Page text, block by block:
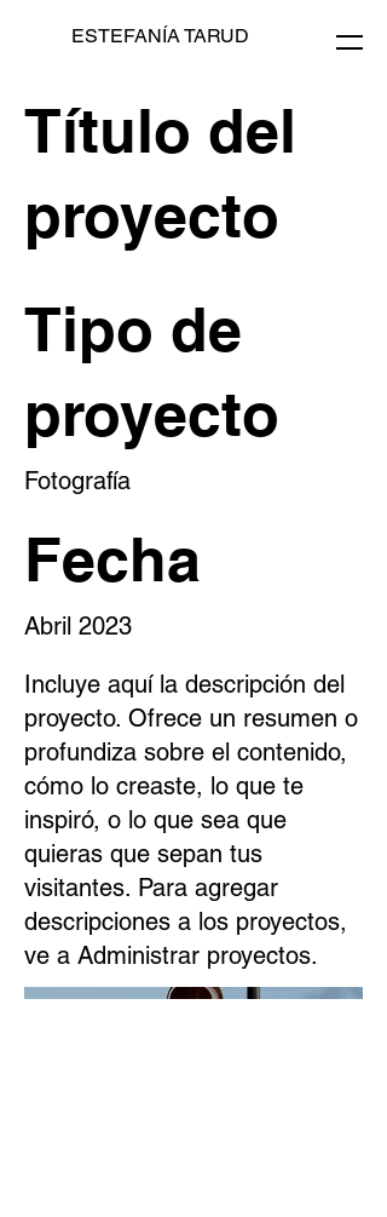
ESTEFANÍA TARUD
Título del
proyecto
Tipo de
proyecto
Fotografía
Fecha
Abril 2023
Incluye aquí la descripción del
proyecto. Ofrece un resumen o
profundiza sobre el contenido,
cómo lo creaste, lo que te
inspiró, o lo que sea que
quieras que sepan tus
visitantes. Para agregar
descripciones a los proyectos,
ve a Administrar proyectos.